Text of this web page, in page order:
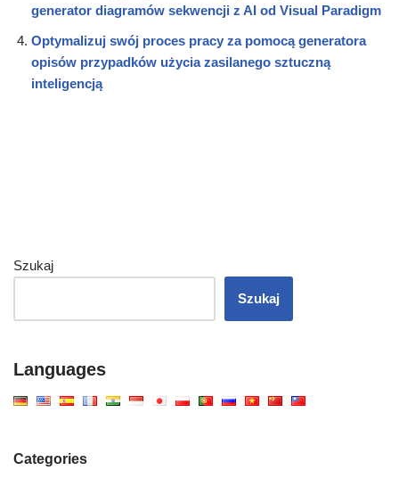
generator diagramów sekwencji z AI od Visual Paradigm
Optymalizuj swój proces pracy za pomocą generatora
opisów przypadków użycia zasilanego sztuczną
inteligencją
Szukaj
Szukaj
Languages
Categories